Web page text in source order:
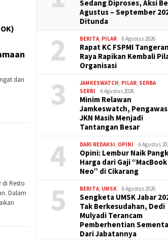
dan
Resto
Dalam
Sedang Diproses, Aksi
Agustus – September
Ditunda
2 BERITA PILAR 6 Agustus 2026
Rapat KC FSPMI
Raya Rapikan Kembali
Organisasi
3 JAMKESWATCH PILAR SERBA
SERBI
6 Agustus 2026
Minim Relawan
Jamkeswatch,
JKN Masih Menjadi
Tantangan Besar
4 DARI REDAKSI OPINI 6 Agustus
Opini: Lembur Naik
Harga dari Gaji “MacBook
Neo” di Cikarang
5 BERITA UMSK 6 Agustus 2026
Sengketa UMSK Jabar
Tak Berkesudahan, Dedi
Mulyadi Terancam
Pemberhentian
Dari Jabatannya